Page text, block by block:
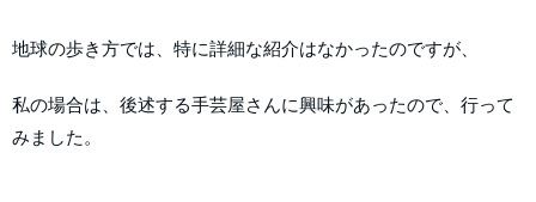
地球の歩き方では、特に詳細な紹介はなかったのですが、
私の場合は、後述する手芸屋さんに興味があったので、行って
みました。